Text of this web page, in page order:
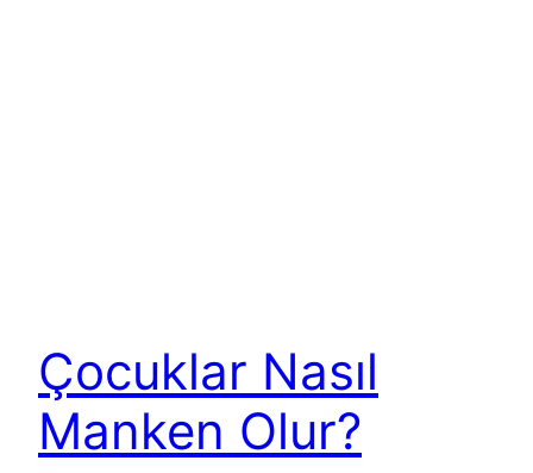
Çocuklar Nasıl
Manken Olur?